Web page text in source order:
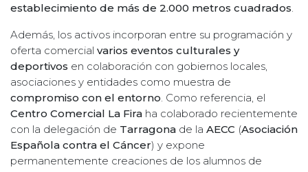
establecimiento de más de 2.000 metros cuadrados
Además, los activos incorporan entre su programación y
oferta comercial varios eventos culturales y
deportivos en colaboración con gobiernos locales,
asociaciones y entidades como muestra de
compromiso con el entorno . Como referencia, el
Centro Comercial La Fira ha colaborado recientemente
con la delegación de Tarragona de la AECC (Asociación
Española contra el Cáncer) y expone
permanentemente creaciones de los alumnos de